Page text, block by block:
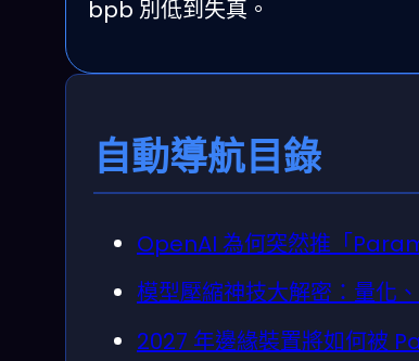
bpb 別低到失真。
自動導航目錄
OpenAI 為何突然推「
模型壓縮神技大解密：量化
2027 年邊緣裝置將如何被